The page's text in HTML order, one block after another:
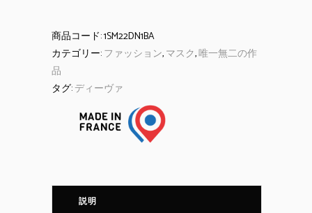
商品コード:1SM22DN1BA
カテゴリー:ファッション,マスク,唯一無二の作
品
タグ:ディーヴァ
説明